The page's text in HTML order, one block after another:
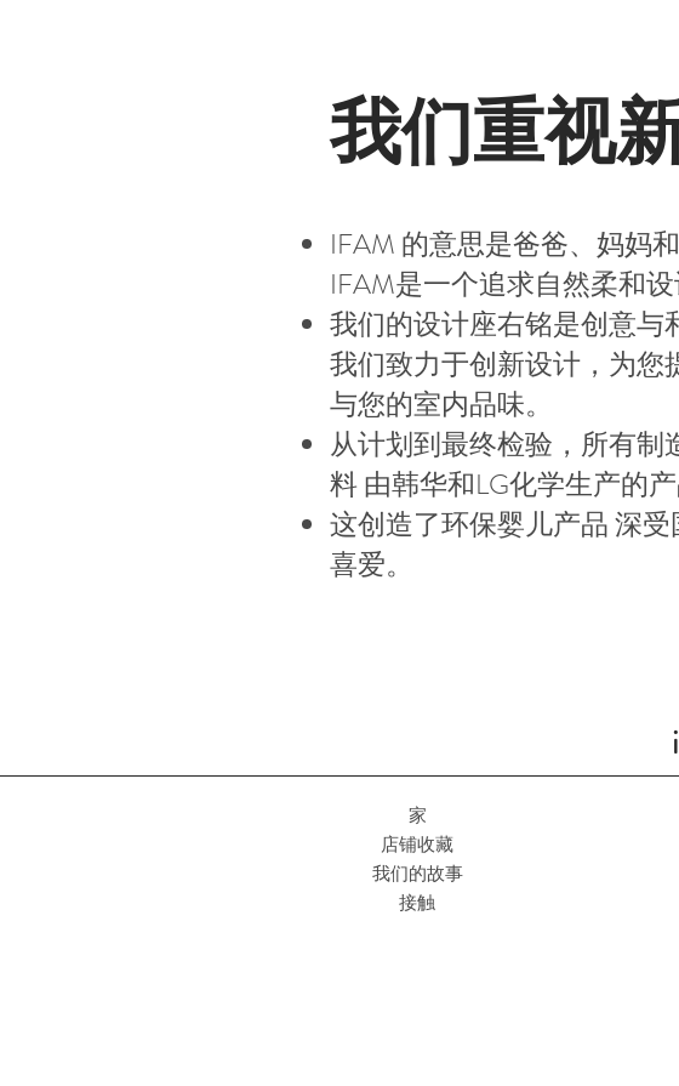
我们重视
IFAM 的意思是爸爸、妈妈
IFAM是一个追求自然柔和设
我们的设计座右铭是创意与
我们致力于创新设计，为您
与您的室内品味。
从计划到最终检验，所有制
料由韩华和LG化学生产的
这创造了环保婴儿产品深受
喜爱。
家
店铺收藏
我们的故事
接触